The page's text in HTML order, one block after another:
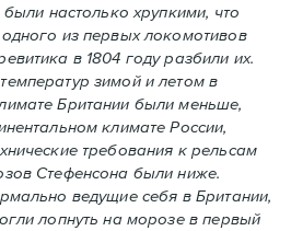
были настолько хрупкими, что
из первых локомотивов
в 1804 году разбили их.
зимой и летом в
Британии были меньше,
климате России,
требования к рельсам
Стефенсона были ниже.
ведущие себя в Британии,
лопнуть на морозе в первый